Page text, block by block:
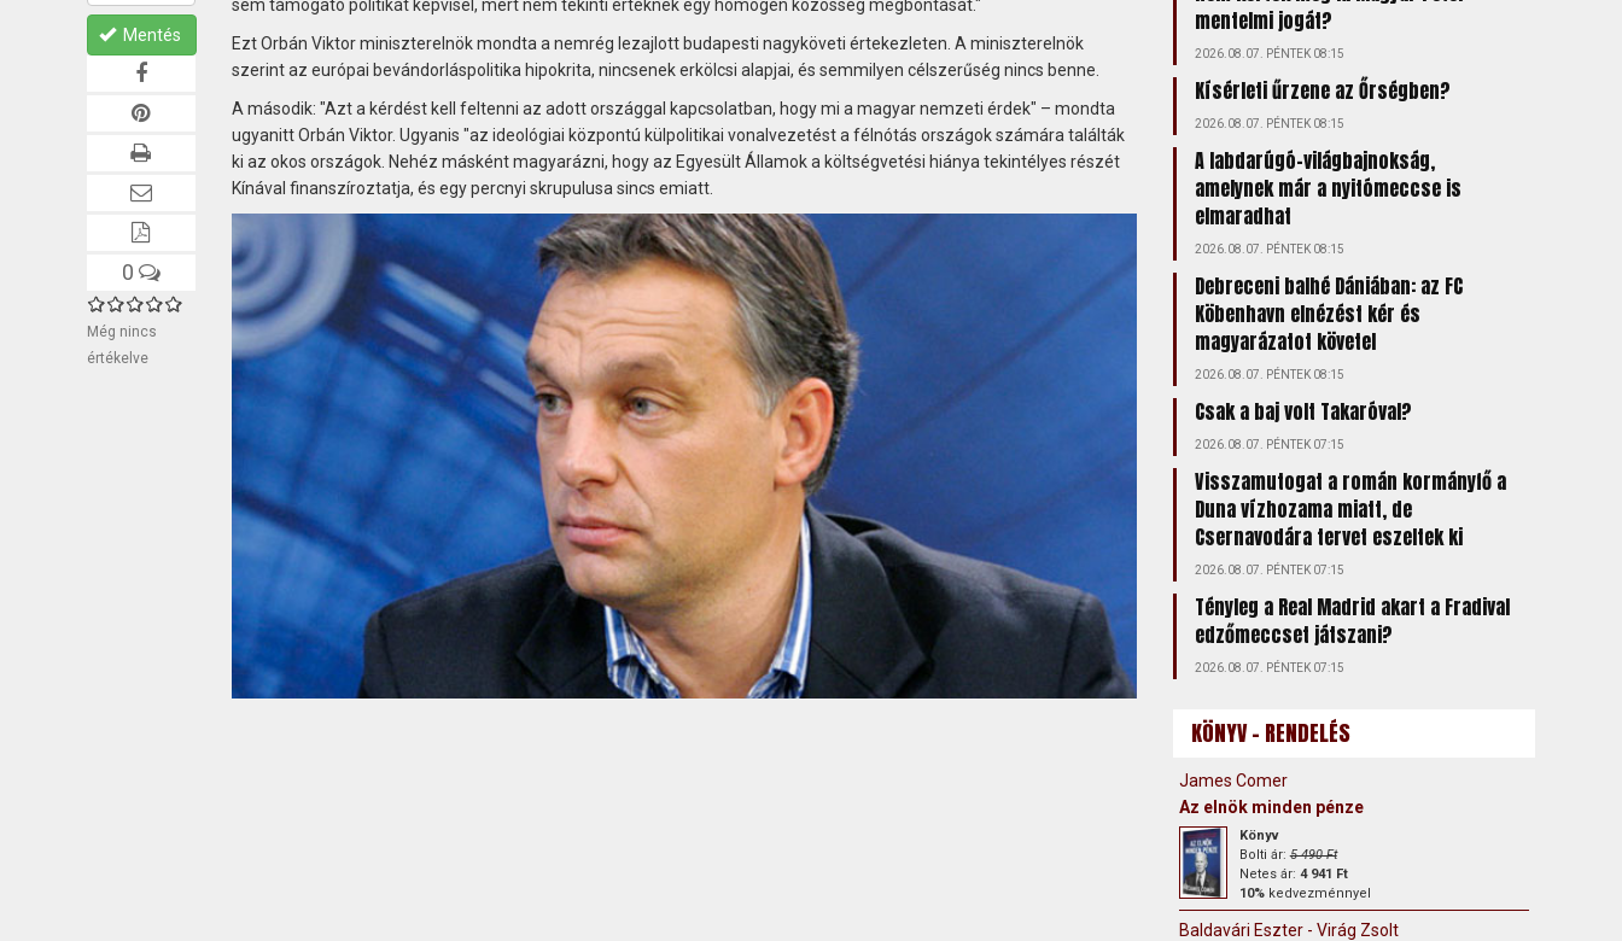
Mentés
0
Még nincs
értékelve
sem támogató politikát képvisel, mert nem tekinti értéknek egy homogén közösség megbontását."
Ezt Orbán Viktor miniszterelnök mondta a nemrég lezajlott budapesti nagyköveti értekezleten. A miniszterelnök
szerint az európai bevándorláspolitika hipokrita, nincsenek erkölcsi alapjai, és semmilyen célszerűség nincs benne.
A második: "Azt a kérdést kell feltenni az adott országgal kapcsolatban, hogy mi a magyar nemzeti érdek" – mondta
ugyanitt Orbán Viktor. Ugyanis "az ideológiai központú külpolitikai vonalvezetést a félnótás országok számára találták
ki az okos országok. Nehéz másként magyarázni, hogy az Egyesült Államok a költségvetési hiánya tekintélyes részét
Kínával finanszíroztatja, és egy percnyi skrupulusa sincs emiatt.
mentelmi jogát?
2026.08.07. PÉNTEK 08:15
Kísérleti űrzene az Őrségben?
2026.08.07. PÉNTEK 08:15
A labdarúgó-világbajnokság,
amelynek már a nyitómeccse is
elmaradhat
2026.08.07. PÉNTEK 08:15
Debreceni balhé Dániában: az FC
Köbenhavn elnézést kér és
magyarázatot követel
2026.08.07. PÉNTEK 08:15
Csak a baj volt Takaróval?
2026.08.07. PÉNTEK 07:15
Visszamutogat a román kormányfő a
Duna vízhozama miatt, de
Csernavodára tervet eszeltek ki
2026.08.07. PÉNTEK 07:15
Tényleg a Real Madrid akart a Fradival
edzőmeccset játszani?
2026.08.07. PÉNTEK 07:15
KÖNYV - RENDELÉS
James Comer
Az elnök minden pénze
Könyv
Bolti ár:5 490 Ft
Netes ár: 4 941 Ft
10%kedvezménnyel
Baldavári Eszter - Virág Zsolt